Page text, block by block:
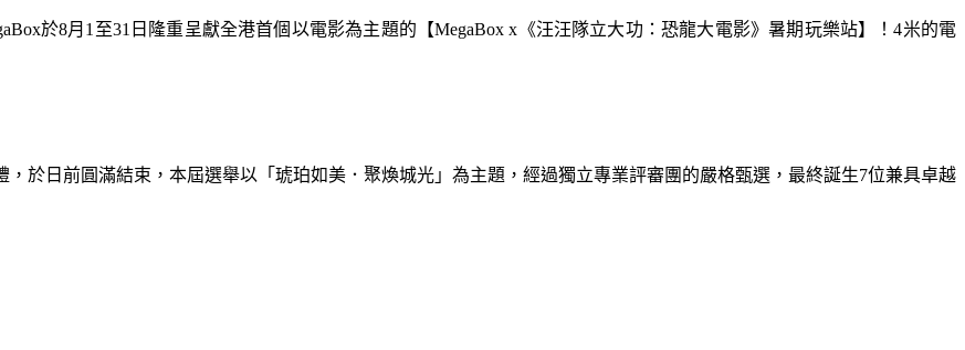
於8月1至31日隆重呈獻全港首個以電影為主題的【MegaBox x《汪汪隊立大功：恐龍大電影》暑期玩樂站】！4米的電
於日前圓滿結束，本屆選舉以「琥珀如美．聚煥城光」為主題，經過獨立專業評審團的嚴格甄選，最終誕生7位兼具卓越